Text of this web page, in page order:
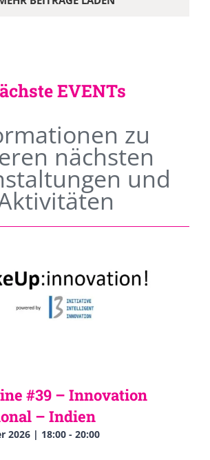
EVENTs
zu
nächsten
und
#39 – Innovation
– Indien
2026 | 18:00 - 20:00